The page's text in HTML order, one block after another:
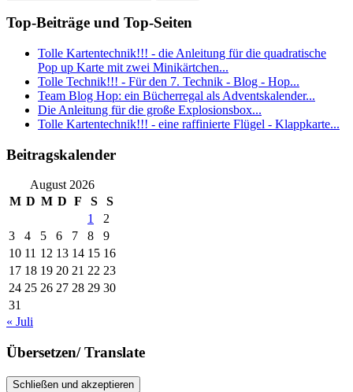
Top-Beiträge und Top-Seiten
Tolle Kartentechnik!!! - die Anleitung für die quadratische
Pop up Karte mit zwei Minikärtchen...
Tolle Technik!!! - Für den 7. Technik - Blog - Hop...
Team Blog Hop: ein Bücherregal als Adventskalender...
Die Anleitung für die große Explosionsbox...
Tolle Kartentechnik!!! - eine raffinierte Flügel - Klappkarte...
Beitragskalender
August 2026
M D M D F S
S
1
2
3
4 5 6 7 8
9
10 11 12 13 14 15 16
17 18 19 20 21 22 23
24 25 26 27 28 29 30
31
« Juli
Übersetzen/ Translate